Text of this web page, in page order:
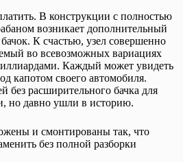
В конструкции с полностью
возникает дополнительный
К счастью, узел совершенно
во всевозможных вариациях
Каждый может увидеть
капотом своего автомобиля.
без расширительного бачка для
но давно ушли в историю.